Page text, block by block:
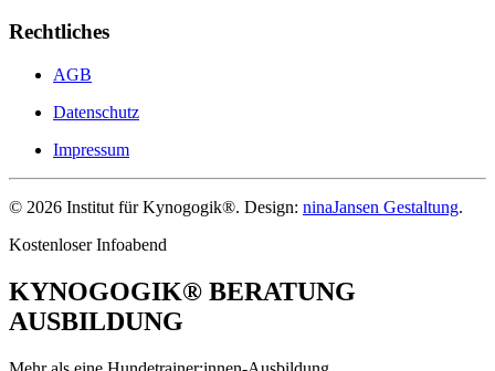
Rechtliches
AGB
Datenschutz
Impressum
© 2026 Institut für Kynogogik®. Design: ninaJansen Gestaltung.
Kostenloser Infoabend
KYNOGOGIK® BERATUNG
AUSBILDUNG